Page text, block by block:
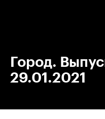
Город.
29.01.2021